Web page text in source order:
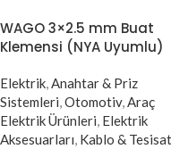
WAGO 2x2.5 – 4 mm buat
klemensi, elektrik tesisatlarında
birleştirmek için tasarlanmış
profesyonel bağlantı elemanıdır.
NYA ve NYAF kablo tipleri ile
WAGO 3×2.5 mm Buat
Klemensi (NYA Uyumlu)
Elektrik,Anahtar & Priz
Sistemleri,Otomotiv,Araç
Elektrik Ürünleri, Elektrik
Aksesuarları, Kablo & Tesisat